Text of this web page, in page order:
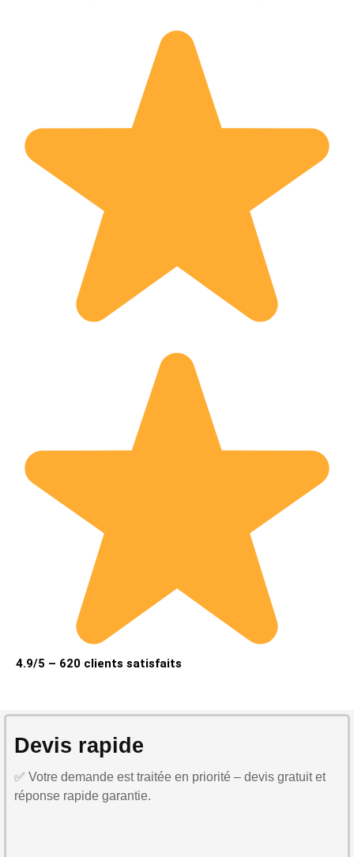
4.9/5 – 620 clients satisfaits
Devis rapide
✅ Votre demande est traitée en priorité – devis gratuit et
réponse rapide garantie.